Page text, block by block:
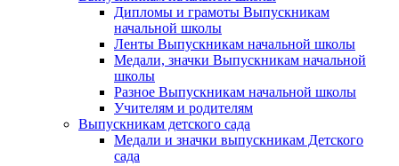
Дипломы и грамоты Выпускникам
начальной школы
Ленты Выпускникам начальной школы
Медали, значки Выпускникам начальной
школы
Разное Выпускникам начальной школы
Учителям и родителям
Выпускникам детского сада
Медали и значки выпускникам Детского
сада